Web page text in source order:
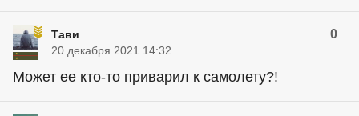
Тави 0
20 декабря 2021 14:32
Может ее кто-то приварил к самолету?!